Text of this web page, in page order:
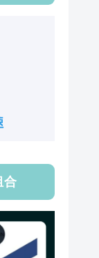
合